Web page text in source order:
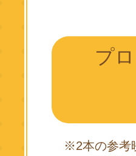
プ
※2本の参考